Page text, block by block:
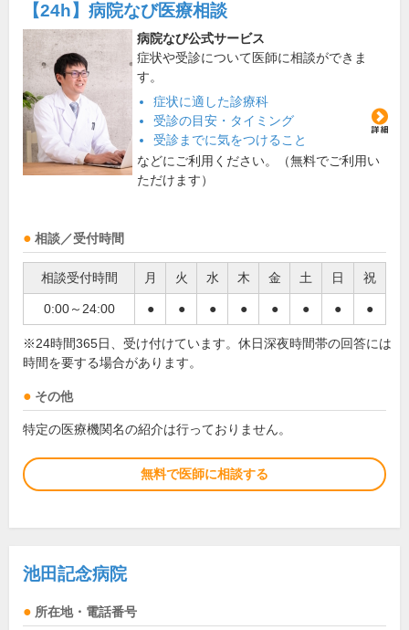
【24h】 病院なび医療相談
病院なび公式サービス
症状や受診について医師に相談ができま
す。
症状に適した診療科
受診の目安・タイミング
受診までに気をつけること
などにご利用ください。（無料でご利用い
ただけます）
相談／受付時間
相談受付時間 月 火 水 木 金 土 日 祝
0:00～24:00 ● ● ● ● ● ● ● ●
※24時間365日、受け付けています。休日深夜時間帯の回答には
時間を要する場合があります。
その他
特定の医療機関名の紹介は行っておりません。
無料で医師に相談する
池田記念病院
所在地・電話番号